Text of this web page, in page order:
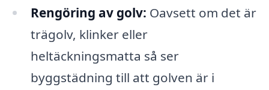
Rengöring av golv: Oavsett om det är
trägolv, klinker eller
heltäckningsmatta så ser
byggstädning till att golven är i